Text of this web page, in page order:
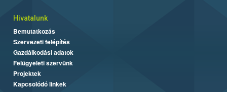
Hivatalunk
Bemutatkozás
Szervezeti felépítés
Gazdálkodási adatok
Felügyeleti szervünk
Projektek
Kapcsolódó linkek